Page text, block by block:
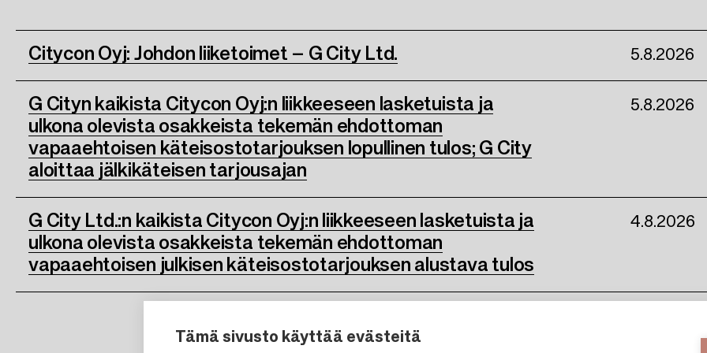
5.8.2026
Citycon Oyj: Johdon liiketoimet – G City Ltd.
5.8.2026
G Cityn kaikista Citycon Oyj:n liikkeeseen lasketuista ja
ulkona olevista osakkeista tekemän ehdottoman
vapaaehtoisen käteisostotarjouksen lopullinen tulos; G City
aloittaa jälkikäteisen tarjousajan
4.8.2026
G City Ltd.:n kaikista Citycon Oyj:n liikkeeseen lasketuista ja
ulkona olevista osakkeista tekemän ehdottoman
vapaaehtoisen julkisen käteisostotarjouksen alustava tulos
Tämä sivusto käyttää evästeitä